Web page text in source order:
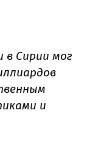
в Сирии мог
и